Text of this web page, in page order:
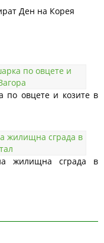
Ден на Корея
по овцете и козите в
жилищна сграда в